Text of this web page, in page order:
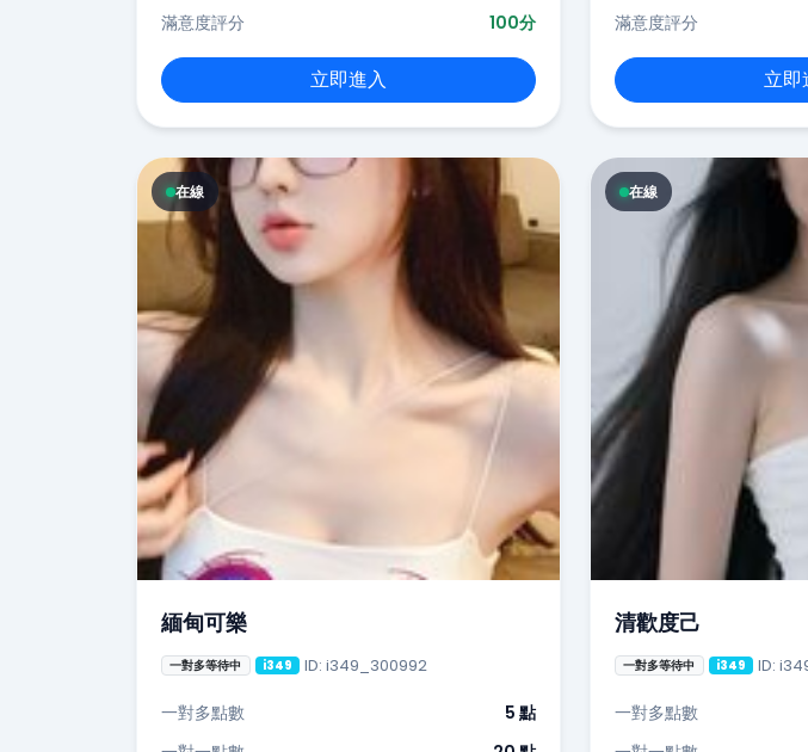
滿意度評分
100分
立即進入
滿意度評分
立即
在線
緬甸可樂
一對多等待中 i349 ID: i349_300992
一對多點數
5 點
在線
清歡度己
一對多等待中 i349 ID:
一對多點數